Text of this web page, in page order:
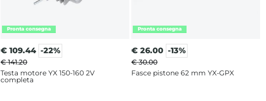
€ 109.44 -22%
€ 141.20
Testa motore YX 150-160 2V
completa
€ 26.00 -13%
€ 30.00
Fasce pistone 62 mm YX-GPX